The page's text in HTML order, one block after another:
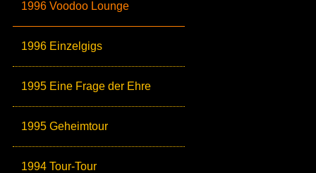
1996 Voodoo Lounge
1996 Einzelgigs
1995 Eine Frage der Ehre
1995 Geheimtour
1994 Tour-Tour